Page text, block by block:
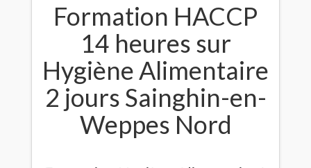
Formation HACCP
14 heures sur
Hygiène Alimentaire
2 jours Sainghin-en-
Weppes Nord